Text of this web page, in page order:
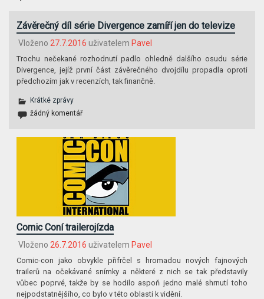
Závěrečný díl série Divergence zamíří jen do televize
Vloženo 27.7.2016 uživatelem Pavel
Trochu nečekané rozhodnutí padlo ohledně dalšího osudu série
Divergence, jejíž první část závěrečného dvojdílu propadla oproti
předchozím jak v recenzích, tak finančně.
Krátké zprávy
žádný komentář
Comic Coní trailerojízda
Vloženo 26.7.2016 uživatelem Pavel
Comic-con jako obvykle přifrčel s hromadou nových fajnových
trailerů na očekávané snímky a některé z nich se tak představily
vůbec poprvé, takže by se hodilo aspoň jedno malé shrnutí toho
nejpodstatnějšího, co bylo v této oblasti k vidění.